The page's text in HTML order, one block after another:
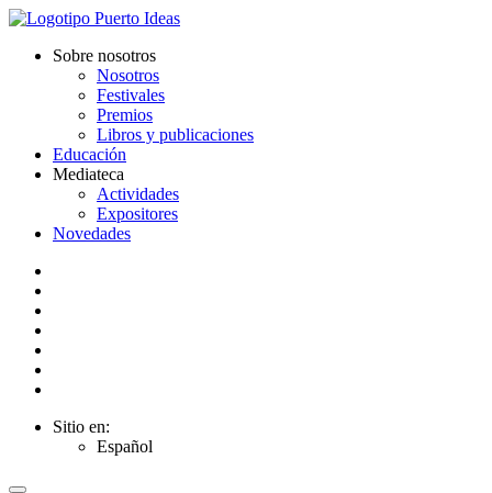
Sobre nosotros
Nosotros
Festivales
Premios
Libros y publicaciones
Educación
Mediateca
Actividades
Expositores
Novedades
Sitio en:
Español